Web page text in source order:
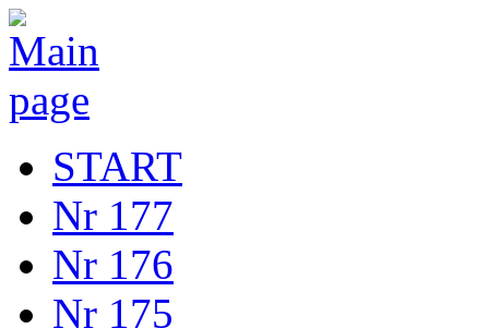
START
Nr 177
Nr 176
Nr 175